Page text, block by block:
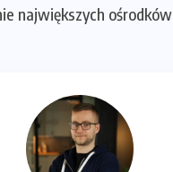
największych ośrodków